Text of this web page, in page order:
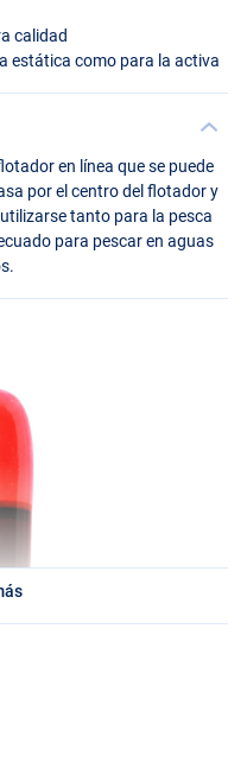
calidad
estática como para la activa
en línea que se puede
por el centro del flotador y
tanto para la pesca
para pescar en aguas